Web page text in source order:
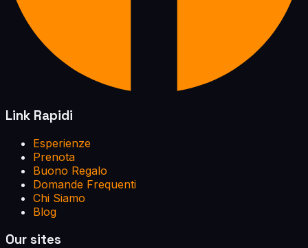
Link Rapidi
Esperienze
Prenota
Buono Regalo
Domande Frequenti
Chi Siamo
Blog
Our sites